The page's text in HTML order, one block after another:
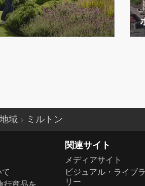
域 ミルトン
て
関連サイト
メディアサイト
ビジュアル・ライブラ
リー